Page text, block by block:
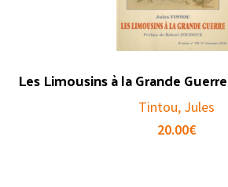
Les Limousins à la Grande
Tintou, Jules
20.00€